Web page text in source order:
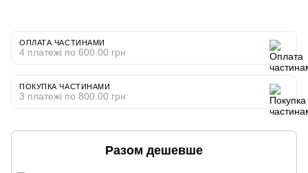
ОПЛАТА ЧАСТИНАМИ
4 платежі по 600.00 грн
ПОКУПКА ЧАСТИНАМИ
3 платежі по 800.00 грн
Разом дешевше